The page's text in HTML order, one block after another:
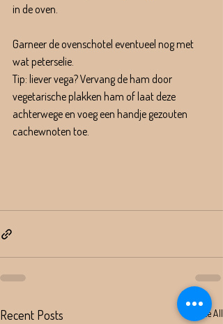
in de oven.
Garneer de ovenschotel eventueel nog met
wat peterselie.
Tip: liever vega? Vervang de ham door
vegetarische plakken ham of laat deze
achterwege en voeg een handje gezouten
cachewnoten toe.
Recent Posts See All